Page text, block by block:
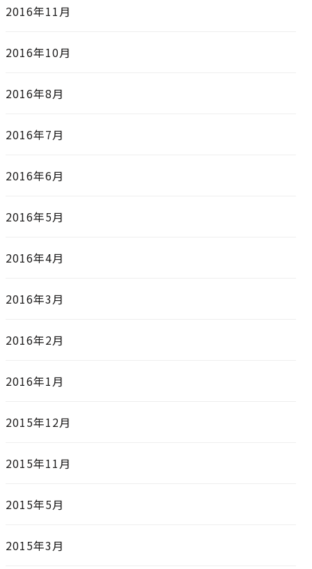
2016年11月
2016年10月
2016年8月
2016年7月
2016年6月
2016年5月
2016年4月
2016年3月
2016年2月
2016年1月
2015年12月
2015年11月
2015年5月
2015年3月